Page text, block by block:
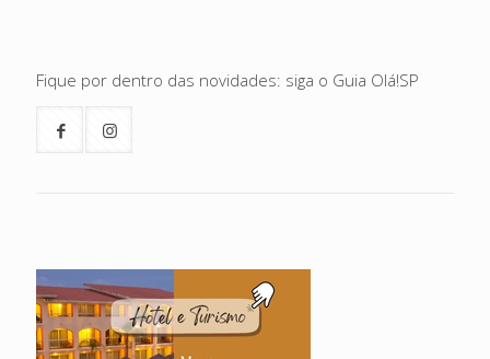
Fique por dentro das novidades: siga o Guia Olá!SP